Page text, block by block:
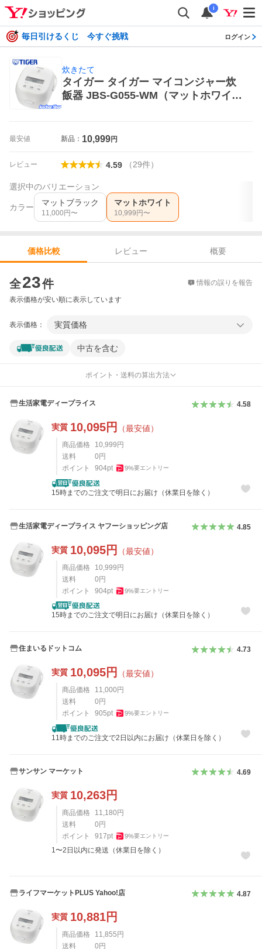
i
毎日引けるくじ 今すぐ挑戦 ログイン
炊きたて
タイガー タイガー マイコンジャー炊
飯器 JBS-G055-WM（マットホワイ
最安値 新品： 10,999円
レビュー 4.59 （29件）
選択中のバリエーション
カラー マットブラック
11,000 円〜
マットホワイト
10,999 円〜
価格比較 レビュー
概要
全23件 情報の誤りを報告
表示価格が安い順に表示しています
表示価格： 実質価格
中古を含む
ポイント・送料の算出方法
生活家電ディープライス 4.58
実質 10,095円 （最安値）
商品価格 10,999 円
送料
0 円
ポイント
904pt 9%要エントリー
15時までのご注文で明日にお届け（休業日を除く）
生活家電ディープライス ヤフーショッピング店 4.85
実質 10,095円 （最安値）
商品価格 10,999円
送料
0円
ポイント
904pt 9%要エントリー
15時までのご注文で明日にお届け（休業日を除く）
住まいるドットコム 4.73
実質 10,095円 （最安値）
商品価格 11,000 円
送料
0 円
ポイント
905pt 9%要エントリー
11時までのご注文で2日以内にお届け（休業日を除く）
サンサン マーケット 4.69
実質 10,263円
商品価格 11,180円
送料
0円
ポイント
917pt 9%要エントリー
1〜2日以内に発送（休業日を除く）
ライフマーケットPLUS Yahoo!店 4.87
実質 10,881円
商品価格 11,855円
送料
0円